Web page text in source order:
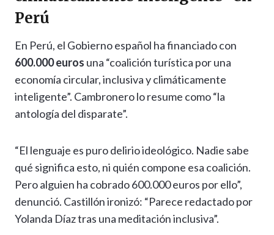
Perú
En Perú, el Gobierno español ha financiado con
600.000 euros una “coalición turística por una
economía circular, inclusiva y climáticamente
inteligente”. Cambronero lo resume como “la
antología del disparate”.
“El lenguaje es puro delirio ideológico. Nadie sabe
qué significa esto, ni quién compone esa coalición.
Pero alguien ha cobrado 600.000 euros por ello”,
denunció. Castillón ironizó: “Parece redactado por
Yolanda Díaz tras una meditación inclusiva”.